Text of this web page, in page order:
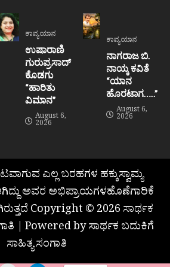
ಕಾವ್ಯಯಾನ
ಉಷಾರಾಣಿ
ಗುರುಪ್ರಸಾದ್
ಕೊಡಗು
“ಹಾರಿತು
ವಿಮಾನ”
August 6,
2026
ಕಾವ್ಯಯಾನ
ನಾಗರಾಜ ಬಿ.
ನಾಯ್ಕ ಕವಿತೆ
“ಯಾನ
ಹೊರಟಾಗ…..”
August 6,
2026
ಎಲ್ಲ ಬರಹಗಳ ಹಕ್ಕುಸ್ವಾಮ್ಯ
ಅವರ ಅಭಿಪ್ರಾಯಗಳಹೊಣೆಗಾರಿಕೆ
Copyright © 2026 ಸಾರ್ಥಕ
| Powered by ಸಾರ್ಥಕ ಬದುಕಿಗೆ
ಸಾಹಿತ್ಯ ಸಂಗಾತಿ